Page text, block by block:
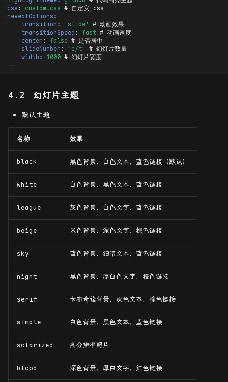
css: custom.css # 自定义 css
revealOptions:
transition: 'slide'
# 动画效果
transitionSpeed: fast # 动画速度
center: false # 是否居中
slideNumber: "c/t" # 幻灯片数量
width: 1000 # 幻灯片宽度
---
幻灯片主题
默认主题
名称 效果
black 黑色背景，白色文本，蓝色链接（默认）
white 白色背景，黑色文本，蓝色链接
league 灰色背景，白色文字，蓝色链接
beige 米色背景，深色文字，棕色链接
sky 蓝色背景，细暗文本，蓝色链接
night 黑色背景，厚白色文字，橙色链接
serif 卡布奇诺背景，灰色文本，棕色链接
simple 白色背景，黑色文本，蓝色链接
solarized 高分辨率照片
blood 深色背景，厚白文字，红色链接